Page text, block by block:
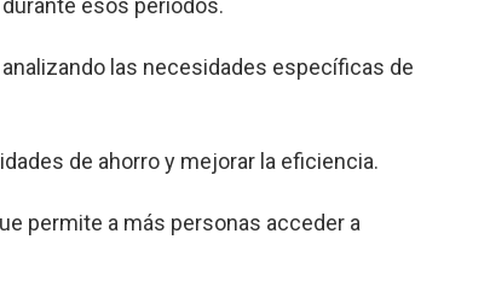
esos períodos.
las necesidades específicas de
de ahorro y mejorar la eficiencia.
permite a más personas acceder a